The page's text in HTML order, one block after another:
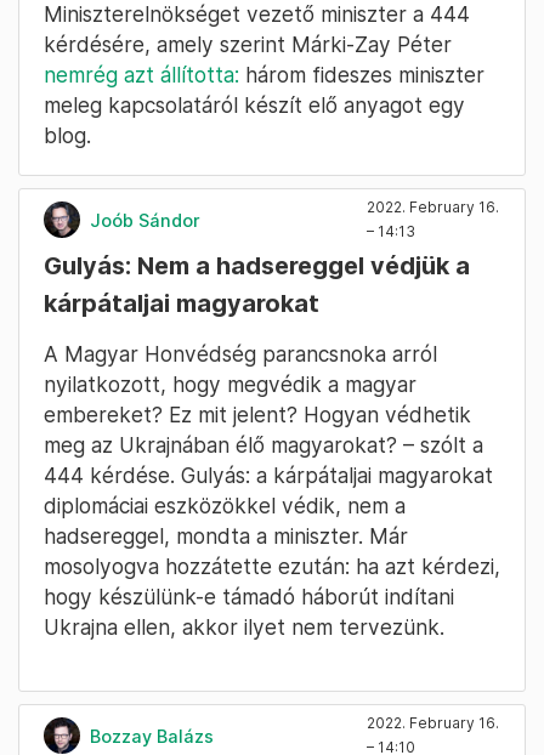
Miniszterelnökséget vezető miniszter a 444
kérdésére, amely szerint Márki-Zay Péter
nemrég azt állította: három fideszes miniszter
meleg kapcsolatáról készít elő anyagot egy
blog.
Joób Sándor
2022. February 16.
– 14:13
Gulyás: Nem a hadsereggel védjük a
kárpátaljai magyarokat
A Magyar Honvédség parancsnoka arról
nyilatkozott, hogy megvédik a magyar
embereket? Ez mit jelent? Hogyan védhetik
meg az Ukrajnában élő magyarokat? – szólt a
444 kérdése. Gulyás: a kárpátaljai magyarokat
diplomáciai eszközökkel védik, nem a
hadsereggel, mondta a miniszter. Már
mosolyogva hozzátette ezután: ha azt kérdezi,
hogy készülünk-e támadó háborút indítani
Ukrajna ellen, akkor ilyet nem tervezünk.
Bozzay Balázs
2022. February 16.
– 14:10